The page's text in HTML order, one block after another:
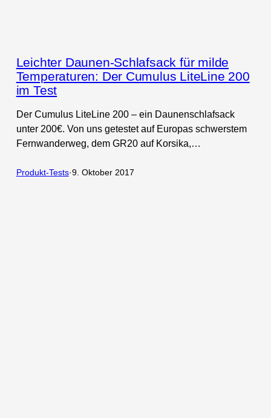
Leichter Daunen-Schlafsack für milde
Temperaturen: Der Cumulus LiteLine 200
im Test
Der Cumulus LiteLine 200 – ein Daunenschlafsack
unter 200€. Von uns getestet auf Europas schwerstem
Fernwanderweg, dem GR20 auf Korsika,…
Produkt-Tests·9. Oktober 2017